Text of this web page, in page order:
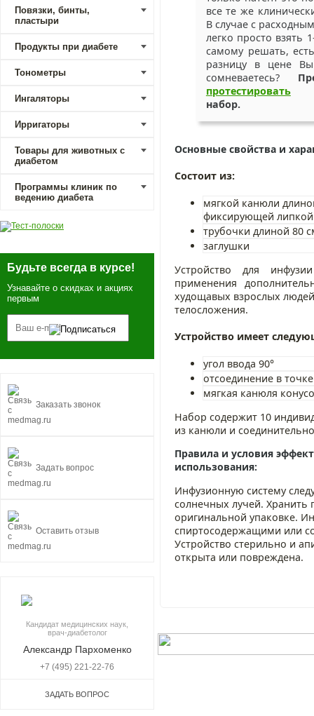
Повязки, бинты,
пластыри
Продукты при диабете
Тонометры
Ингаляторы
Ирригаторы
Товары для животных с
диабетом
Программы клиник по
ведению диабета
Будьте всегда в курсе!
Узнавайте о скидках и акциях
первым
Заказать звонок
Задать вопрос
Оставить отзыв
Кандидат медицинских наук,
врач-диабетолог
Александр Пархоменко
+7 (495) 221-22-76
ЗАДАТЬ ВОПРОС
все те же
В случае с
легко просто взять
самому решать,
разницу в цене
сомневаетесь?
протестировать
набор.
Основные свойства и
Состоит из:
мягкой канюли
фиксирующей липкой
трубочки длиной 80
заглушки
Устройство для
применения
худощавых взрослых
телосложения.
Устройство имеет
угол ввода 90°
отсоединение в
мягкая канюля
Набор содержит 10
из канюли и
Правила и условия
использования:
Инфузионную систему
солнечных лучей. Хранить
оригинальной упаковке.
спиртосодержащими или
Устройство стерильно и
открыта или повреждена.